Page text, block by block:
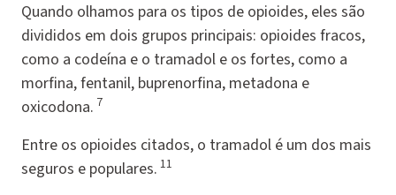
Quando olhamos para os tipos de opioides, eles são
divididos em dois grupos principais: opioides fracos,
como a codeína e o tramadol e os fortes, como a
morfina, fentanil, buprenorfina, metadona e
oxicodona. 7
Entre os opioides citados, o tramadol é um dos mais
seguros e populares. 11